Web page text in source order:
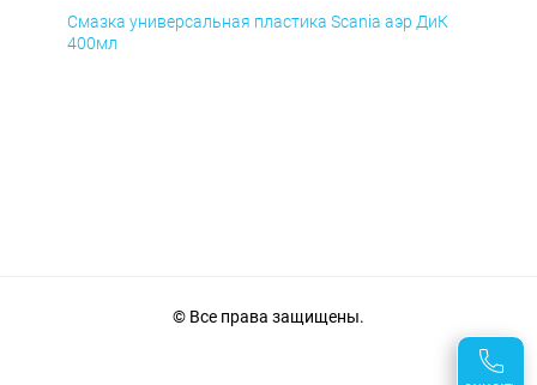
Смазка универсальная пластика Scania аэр ДиК
400мл
© Все права защищены.